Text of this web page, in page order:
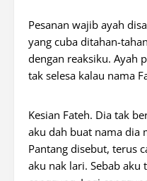
Pesanan wajib ayah
yang cuba ditahan-
dengan reaksiku. Ayah
tak selesa kalau nama
Kesian Fateh. Dia tak
aku dah buat nama dia
Pantang disebut, terus
aku nak lari. Sebab aku